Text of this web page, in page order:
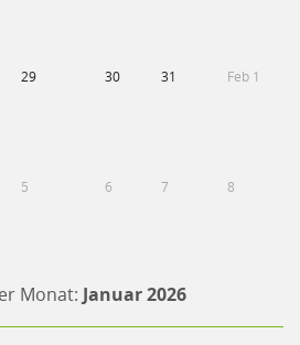
29 30 31 Feb 1
5 6 7 8
Monat: Januar 2026